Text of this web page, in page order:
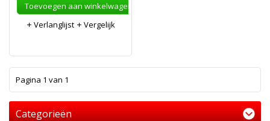
Toevoegen aan winkelwagen
Verlanglijst
Vergelijk
Pagina 1 van 1
Categorieën